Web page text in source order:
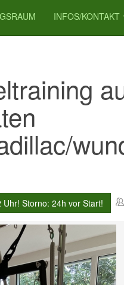
INFOS/KONTAKT
Storno: 24h vor Start!